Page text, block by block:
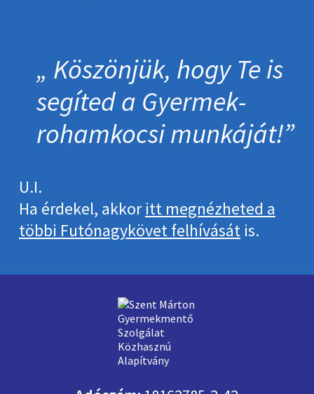
Köszönjük, hogy Te is
segíted a Gyermek­
roham­kocsi munkáját!
U.I.
Ha érdekel, akkoritt megnézheted a
többi Futónagykövet felhívásátis.